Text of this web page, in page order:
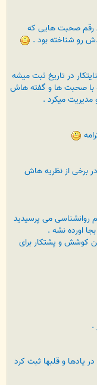
رقم صحبت هایی که
رو شناخته بود .
در تاریخ ثبت میشه
با صحبت ها و گفته هاش
مدیریت میکرد .
برخی از نظریه هاش
روانشناسی می پرسیدید
اورده نشه .
کوشش و پشتکار برای
یادها و قلبها ثبت کرد